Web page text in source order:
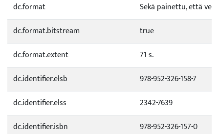
dc.format
Sekä painettu, että
dc.format.bitstream
true
dc.format.extent
71 s.
dc.identifier.elsb
978-952-326-158-7
dc.identifier.elss
2342-7639
dc.identifier.isbn
978-952-326-157-0